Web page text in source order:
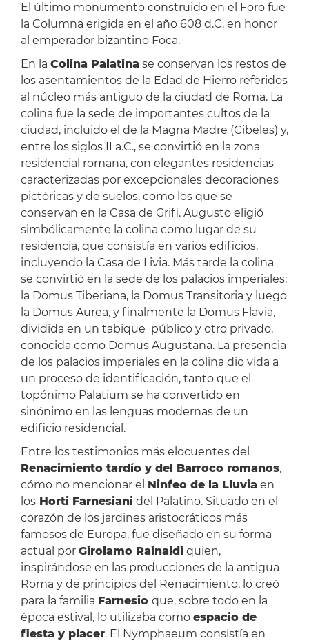
El último monumento construido en el Foro fue
la Columna erigida en el año 608 d.C. en honor
al emperador bizantino Foca.
En la Colina Palatina se conservan los restos de
los asentamientos de la Edad de Hierro referidos
al núcleo más antiguo de la ciudad de Roma. La
colina fue la sede de importantes cultos de la
ciudad, incluido el de la Magna Madre (Cibeles) y,
entre los siglos II a.C., se convirtió en la zona
residencial romana, con elegantes residencias
caracterizadas por excepcionales decoraciones
pictóricas y de suelos, como los que se
conservan en la Casa de Grifi. Augusto eligió
simbólicamente la colina como lugar de su
residencia, que consistía en varios edificios,
incluyendo la Casa de Livia. Más tarde la colina
se convirtió en la sede de los palacios imperiales:
la Domus Tiberiana, la Domus Transitoria y luego
la Domus Aurea, y finalmente la Domus Flavia,
dividida en un tabique público y otro privado,
conocida como Domus Augustana. La presencia
de los palacios imperiales en la colina dio vida a
un proceso de identificación, tanto que el
topónimo Palatium se ha convertido en
sinónimo en las lenguas modernas de un
edificio residencial.
Entre los testimonios más elocuentes del
Renacimiento tardío y del Barroco romanos,
cómo no mencionar el Ninfeo de la Lluvia en
losHorti Farnesianidel Palatino. Situado en el
corazón de los jardines aristocráticos más
famosos de Europa, fue diseñado en su forma
actual por Girolamo Rainaldiquien,
inspirándose en las producciones de la antigua
Roma y de principios del Renacimiento, lo creó
para la familia Farnesio que, sobre todo en la
época estival, lo utilizaba como espacio de
fiesta y placer. El Nymphaeum consistía en